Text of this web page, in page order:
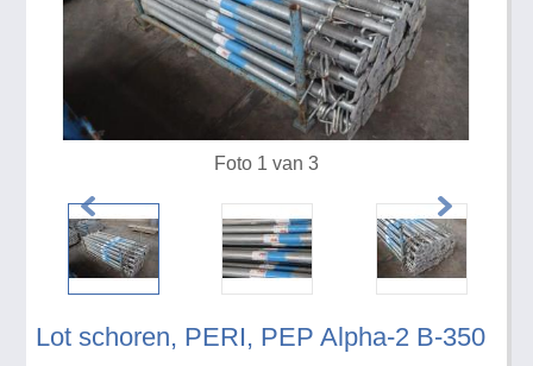
Lot schoren, PERI, PEP Alpha-2 B-350
Foto 1 van 3